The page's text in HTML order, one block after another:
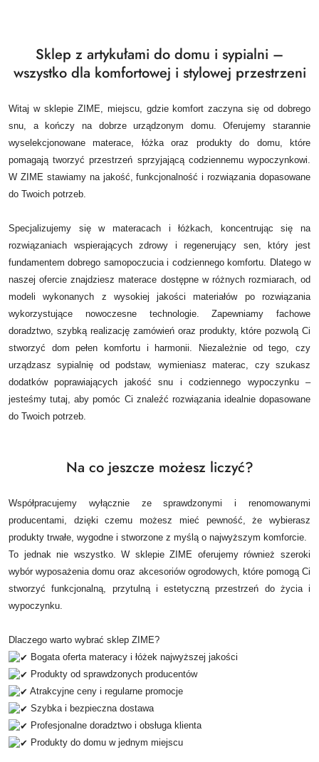
Sklep z artykułami do domu i sypialni –
wszystko dla komfortowej i stylowej przestrzeni
Witaj w sklepie ZIME, miejscu, gdzie komfort zaczyna się od dobrego
snu, a kończy na dobrze urządzonym domu.Oferujemy starannie
wyselekcjonowane materace, łóżka oraz produkty do domu, które
pomagają tworzyć przestrzeń sprzyjającą codziennemu wypoczynkowi.
W ZIME stawiamy na jakość, funkcjonalność i rozwiązania dopasowane
do Twoich potrzeb.
Specjalizujemy się w materacach i łóżkach, koncentrując się na
rozwiązaniach wspierających zdrowy i regenerujący sen, który jest
fundamentem dobrego samopoczucia i codziennego komfortu. Dlatego w
naszej ofercie znajdziesz materace dostępne w różnych rozmiarach, od
modeli wykonanych z wysokiej jakości materiałów po rozwiązania
wykorzystujące nowoczesne technologie.Zapewniamy fachowe
doradztwo, szybką realizację zamówień oraz produkty, które pozwolą Ci
stworzyć dom pełen komfortu i harmonii. Niezależnie od tego, czy
urządzasz sypialnię od podstaw, wymieniasz materac, czy szukasz
dodatków poprawiających jakość snu i codziennego wypoczynku –
jesteśmy tutaj, aby pomóc Ci znaleźć rozwiązania idealnie dopasowane
do Twoich potrzeb.
Na co jeszcze możesz liczyć?
Współpracujemy wyłącznie ze sprawdzonymi i renomowanymi
producentami, dzięki czemu możesz mieć pewność, że wybierasz
produkty trwałe, wygodne i stworzone z myślą o najwyższym komforcie.
To jednak nie wszystko. W sklepie ZIME oferujemy również szeroki
wybór wyposażenia domu oraz akcesoriów ogrodowych, które pomogą Ci
stworzyć funkcjonalną, przytulną i estetyczną przestrzeń do życia i
wypoczynku.
Dlaczego warto wybrać sklep ZIME?
Bogata oferta materacy i łóżek najwyższej jakości
Produkty od sprawdzonych producentów
Atrakcyjne ceny i regularne promocje
Szybka i bezpieczna dostawa
Profesjonalne doradztwo i obsługa klienta
Produkty do domu w jednym miejscu